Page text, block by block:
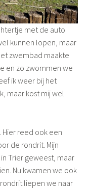
met de auto
kunnen lopen, maar
zwembad maakte
en zo zwommen we
ik weer bij het
maar kost mij wel
Hier reed ook een
de rondrit. Mijn
Trier geweest, maar
Nu kwamen we ook
liepen we naar